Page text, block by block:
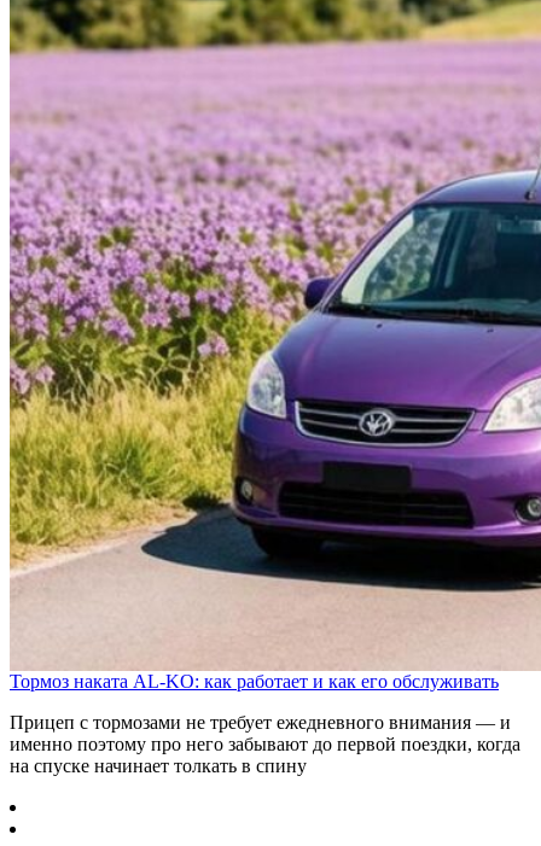
Тормоз наката AL-KO: как работает и как его обслуживать
Прицеп с тормозами не требует ежедневного внимания — и
именно поэтому про него забывают до первой поездки, когда
на спуске начинает толкать в спину